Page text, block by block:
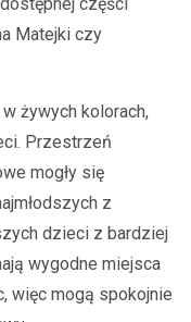
Matejki czy
żywych kolorach,
Przestrzeń
mogły się
z
dzieci z bardziej
wygodne miejsca
więc mogą spokojnie